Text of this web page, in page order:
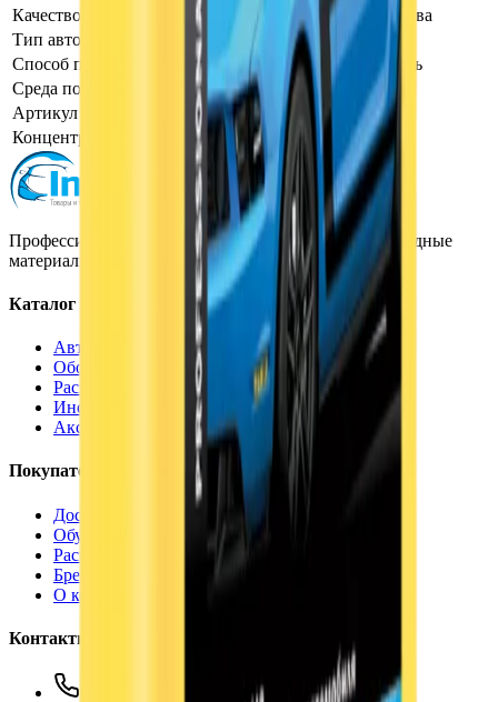
Качество воды
для воды любого качества
Тип автошампуня
однокомпонентный
Способ применения
бесконтактный шампунь
Среда по pH показателю
Щелочная, pH>7
Артикул производителя
4626016836196
Концентрация автошампуня Стандартная
Профессиональная автохимия, оборудование и расходные
материалы для детейлинга.
Каталог
Автохимия
Оборудование
Расходные материалы
Инструменты
Аксессуары
Покупателям
Доставка и оплата
Обучение
Распродажа
Бренды
О компании
Контакты